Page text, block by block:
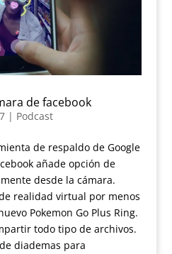
de facebook
| Podcast
de respaldo de Google
añade opción de
desde la cámara.
realidad virtual por menos
Pokemon Go Plus Ring.
todo tipo de archivos.
diademas para